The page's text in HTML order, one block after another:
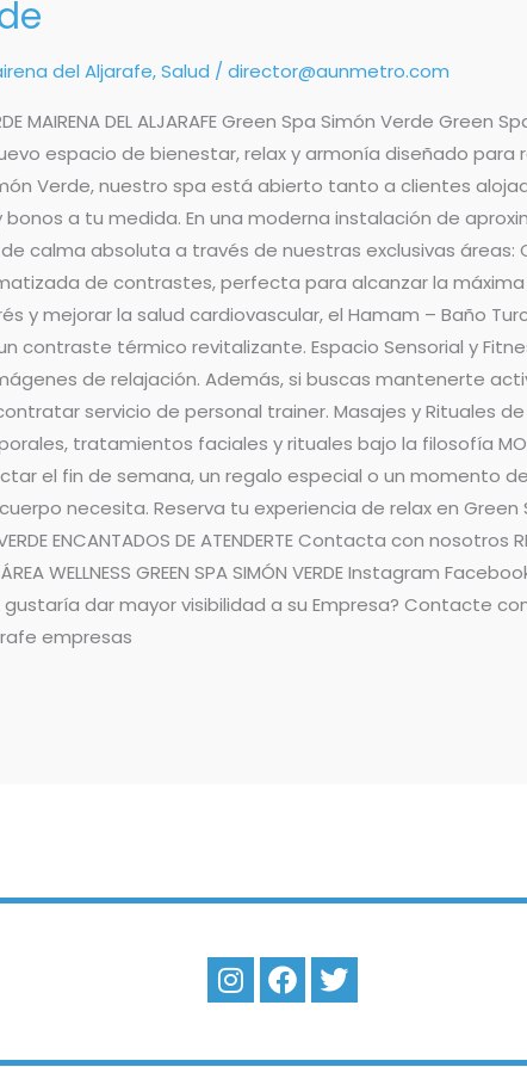
del Aljarafe,Salud / director@aunmetro.com
MAIRENA DEL ALJARAFE Green Spa Simón Verde
espacio de bienestar, relax y armonía diseñado
Verde, nuestro spa está abierto tanto a clientes
a tu medida. En una moderna instalación de
calma absoluta a través de nuestras exclusivas áreas:
de contrastes, perfecta para alcanzar la
y mejorar la salud cardiovascular, el Hamam – Baño
contraste térmico revitalizante. Espacio Sensorial y
de relajación. Además, si buscas mantenerte
servicio de personal trainer. Masajes y Rituales
tratamientos faciales y rituales bajo la filosofía
el fin de semana, un regalo especial o un momento
necesita. Reserva tu experiencia de relax en Green
ENCANTADOS DE ATENDERTE Contacta con nosotros
WELLNESS GREEN SPA SIMÓN VERDE Instagram
gustaría dar mayor visibilidad a su Empresa? Contacte
empresas
n
s
a
c
w
i